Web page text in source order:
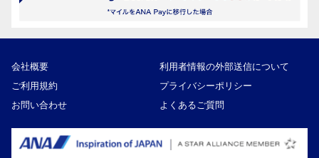
会社概要
利用者情報の外部送信について
ご利用規約
プライバシーポリシー
お問い合わせ
よくあるご質問